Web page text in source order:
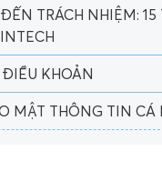
cho các em ngay từ khi
nhỏ.
TRÁCH NHIỆM:
KHOẢN
MẬT THÔNG TIN CÁ